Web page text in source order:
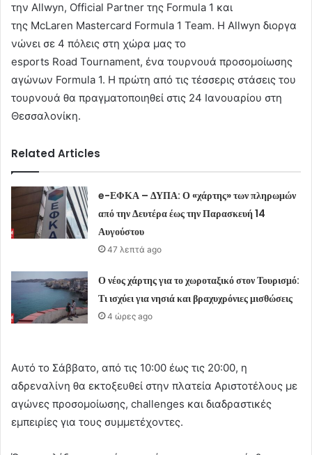
την Allwyn, Official Partner της Formula 1 και
της McLaren Mastercard Formula 1 Team. H Allwyn διοργα
νώνει σε 4 πόλεις στη χώρα μας το
esports Road Tournament, ένα τουρνουά προσομοίωσης
αγώνων Formula 1. Η πρώτη από τις τέσσερις στάσεις του
τουρνουά θα πραγματοποιηθεί στις 24 Ιανουαρίου στη
Θεσσαλονίκη.
Related Articles
e-ΕΦΚΑ – ΔΥΠΑ: Ο «χάρτης» των πληρωμών
από την Δευτέρα έως την Παρασκευή 14
Αυγούστου
47 λεπτά ago
Ο νέος χάρτης για το χωροταξικό στον Τουρισμό:
Τι ισχύει για νησιά και βραχυχρόνιες μισθώσεις
4 ώρες ago
Αυτό το Σάββατο, από τις 10:00 έως τις 20:00, η
αδρεναλίνη θα εκτοξευθεί στην πλατεία Αριστοτέλους με
αγώνες προσομοίωσης, challenges και διαδραστικές
εμπειρίες για τους συμμετέχοντες.